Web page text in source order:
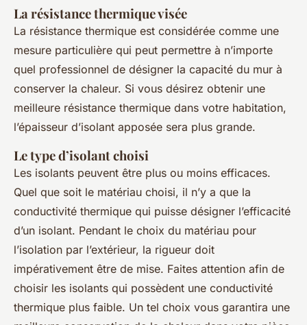
La résistance thermique visée
La résistance thermique est considérée comme une
mesure particulière qui peut permettre à n’importe
quel professionnel de désigner la capacité du mur à
conserver la chaleur. Si vous désirez obtenir une
meilleure résistance thermique dans votre habitation,
l’épaisseur d’isolant apposée sera plus grande.
Le type d’isolant choisi
Les isolants peuvent être plus ou moins efficaces.
Quel que soit le matériau choisi, il n’y a que la
conductivité thermique qui puisse désigner l’efficacité
d’un isolant. Pendant le choix du matériau pour
l’isolation par l’extérieur, la rigueur doit
impérativement être de mise. Faites attention afin de
choisir les isolants qui possèdent une conductivité
thermique plus faible. Un tel choix vous garantira une